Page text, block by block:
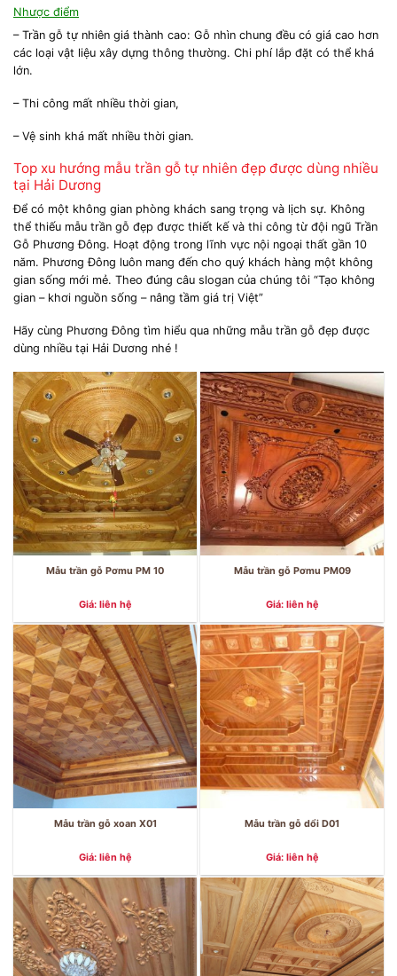
Nhược điểm
– Trần gỗ tự nhiên giá thành cao: Gỗ nhìn chung đều có giá cao hơn
các loại vật liệu xây dựng thông thường. Chi phí lắp đặt có thể khá
lớn.
– Thi công mất nhiều thời gian,
– Vệ sinh khá mất nhiều thời gian.
Top xu hướng mẫu trần gỗ tự nhiên đẹp được dùng nhiều
tại Hải Dương
Để có một không gian phòng khách sang trọng và lịch sự. Không
thể thiếu mẫu trần gỗ đẹp được thiết kế và thi công từ đội ngũ Trần
Gỗ Phương Đông. Hoạt động trong lĩnh vực nội ngoại thất gần 10
năm. Phương Đông luôn mang đến cho quý khách hàng một không
gian sống mới mẻ. Theo đúng câu slogan của chúng tôi “Tạo không
gian – khơi nguồn sống – nâng tầm giá trị Việt”
Hãy cùng Phương Đông tìm hiểu qua những mẫu trần gỗ đẹp được
dùng nhiều tại Hải Dương nhé !
Mẫu trần gỗ Pơmu PM 10
Giá: liên hệ
Mẫu trần gỗ Pơmu PM09
Giá: liên hệ
Mẫu trần gỗ xoan X01
Giá: liên hệ
Mẫu trần gỗ dổi D01
Giá: liên hệ